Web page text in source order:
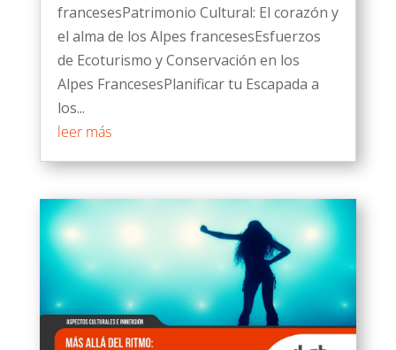
francesesPatrimonio Cultural: El corazón y
el alma de los Alpes francesesEsfuerzos
de Ecoturismo y Conservación en los
Alpes FrancesesPlanificar tu Escapada a
los...
leer más